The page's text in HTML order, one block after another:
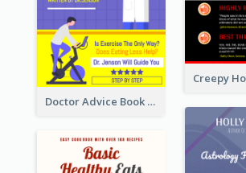
Doctor Advice Book Cover Design